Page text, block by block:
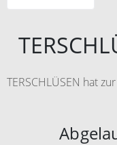
TERSCHLÜSEN hat